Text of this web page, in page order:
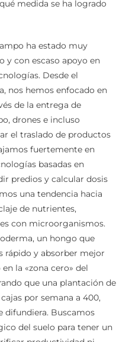
medida se ha logrado
ha estado muy
y con escaso apoyo en
Desde el
nos hemos enfocado en
de la entrega de
drones e incluso
el traslado de productos
fuertemente en
basadas en
predios y calcular dosis
una tendencia hacia
de nutrientes,
con microorganismos.
un hongo que
rápido y absorber mejor
la «zona cero» del
que una plantación de
por semana a 400,
difundiera. Buscamos
del suelo para tener un